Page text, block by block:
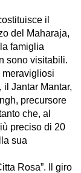
il
del Maharaja,
famiglia
sono visitabili.
meravigliosi
il Jantar Mantar,
precursore
che, al
preciso di 20
sua
Rosa”. Il giro